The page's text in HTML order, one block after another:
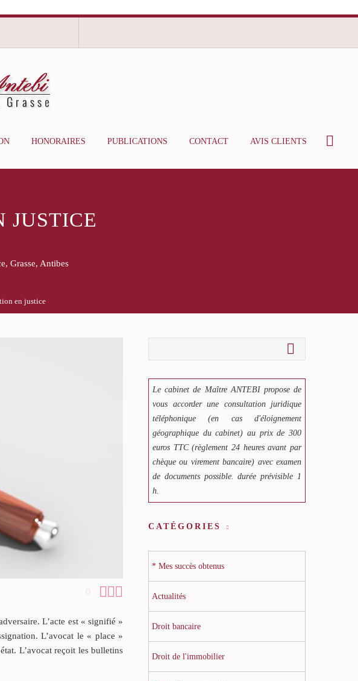
HONORAIRES PUBLICATIONS CONTACT AVIS CLIENTS
JUSTICE
Grasse, Antibes
en justice
0 
L’acte est « signifié »
L’avocat le « place »
L’avocat reçoit les bulletins
Le cabinet de Maître ANTEBI propose de
vous accorder une consultation juridique
téléphonique (en cas d'éloignement
géographique du cabinet) au prix de 300
euros TTC (règlement 24 heures avant par
chèque ou virement bancaire) avec examen
de documents possible. durée prévisible 1
h.
CATÉGORIES
* Mes succès obtenus
Actualités
Droit bancaire
Droit de l'immobilier